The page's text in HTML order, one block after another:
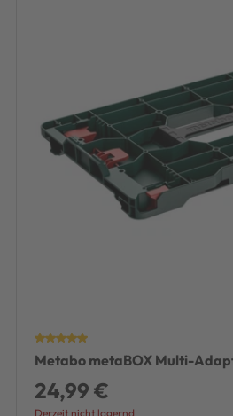
Metabo metaBOX Multi-
24,99 €
Derzeit nicht lagernd